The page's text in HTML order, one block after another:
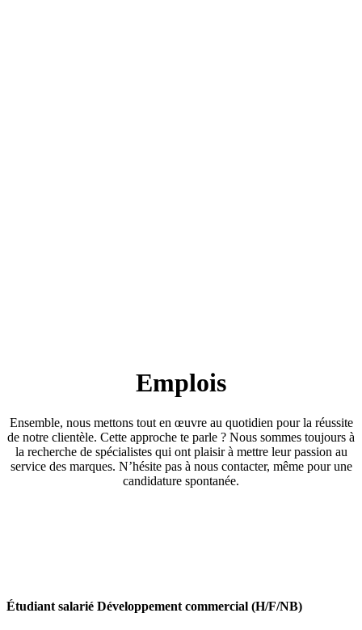
Emplois
Ensemble, nous mettons tout en œuvre au quotidien pour la réussite
de notre clientèle. Cette approche te parle ? Nous sommes toujours à
la recherche de spécialistes qui ont plaisir à mettre leur passion au
service des marques. N’hésite pas à nous contacter, même pour une
candidature spontanée.
Étudiant salarié Développement commercial (H/F/NB)